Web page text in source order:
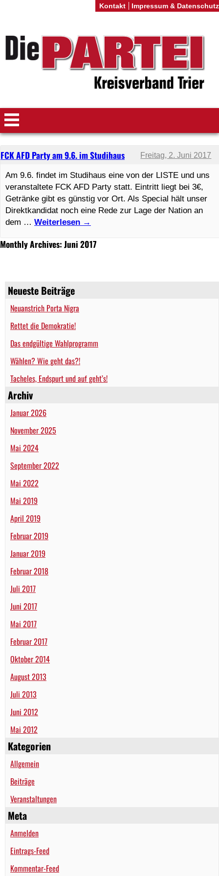
Neueste Beiträge
Neuanstrich Porta Nigra
Rettet die Demokratie!
Das endgültige Wahlprogramm
Wählen? Wie geht das?!
Tacheles, Endspurt und auf geht’s!
Archiv
Januar 2026
November 2025
Mai 2024
September 2022
Mai 2022
Mai 2019
April 2019
Februar 2019
Januar 2019
Februar 2018
Juli 2017
Juni 2017
Mai 2017
Februar 2017
Oktober 2014
August 2013
Juli 2013
Juni 2012
Mai 2012
Kategorien
Allgemein
Beiträge
Veranstaltungen
Meta
Anmelden
Eintrags-Feed
Kommentar-Feed
Monthly Archives: Juni 2017
FCK AFD Party am 9.6. im Studihaus Freitag, 2. Juni 2017
Am 9.6. findet im Studihaus eine von der LISTE und uns
veranstaltete FCK AFD Party statt. Eintritt liegt bei 3€,
Getränke gibt es günstig vor Ort. Als Special hält unser
Direktkandidat noch eine Rede zur Lage der Nation an
dem … Weiterlesen →
Kontakt Impressum & Datenschutz